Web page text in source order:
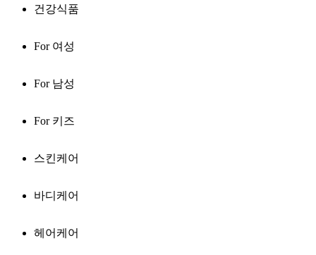
건강식품
For 여성
For 남성
For 키즈
스킨케어
바디케어
헤어케어